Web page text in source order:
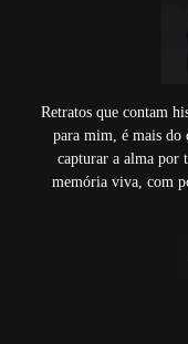
Retratos que contam
para mim, é mais do
capturar a alma por
memória viva, com